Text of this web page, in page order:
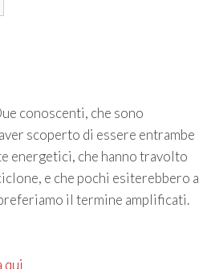
conoscenti, che sono
scoperto di essere entrambe
energetici, che hanno travolto
e che pochi esiterebbero a
il termine amplificati.
qui